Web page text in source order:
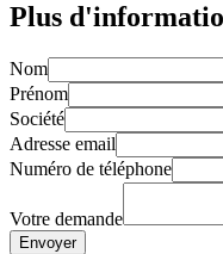
Plus
Nom
Prénom
Société
Adresse email
Numéro de téléphone
Votre demande